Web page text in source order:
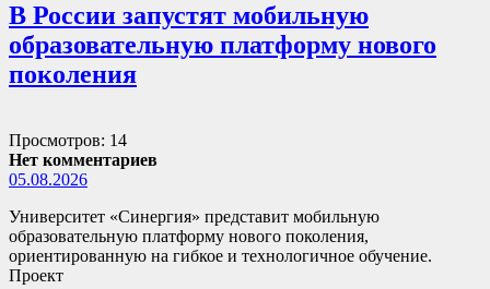
В России запустят мобильную
образовательную платформу нового
поколения
Просмотров: 14
Нет комментариев
05.08.2026
Университет «Синергия» представит мобильную
образовательную платформу нового поколения,
ориентированную на гибкое и технологичное обучение.
Проект